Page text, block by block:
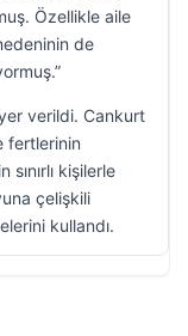
Özellikle aile
de
verildi. Cankurt
fertlerinin
kişilerle
çelişkili
kullandı.